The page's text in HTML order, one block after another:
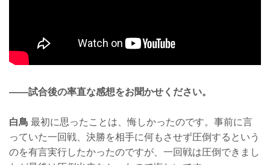
——試合後の率直な感想をお聞かせください。
白鳥 最初に思ったことは、悔しかったのです。事前に言
っていた一回戦、決勝を相手に何もさせず圧倒するという
のを有言実行したかったのですが、一回戦は圧倒できまし